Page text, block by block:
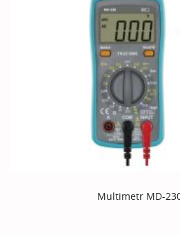
Multimetr MD-